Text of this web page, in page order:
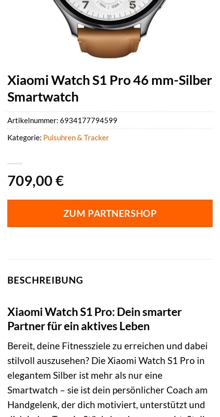
Xiaomi Watch S1 Pro 46 mm-Silber
Smartwatch
709,00 €
ZUM PARTNERSHOP
Artikelnummer: 6934177794599
Kategorie: Pulsuhren & Tracker
BESCHREIBUNG
Xiaomi Watch S1 Pro: Dein smarter
Partner für ein aktives Leben
Bereit, deine Fitnessziele zu erreichen und dabei
stilvoll auszusehen? Die Xiaomi Watch S1 Pro in
elegantem Silber ist mehr als nur eine
Smartwatch – sie ist dein persönlicher Coach am
Handgelenk, der dich motiviert, unterstützt und